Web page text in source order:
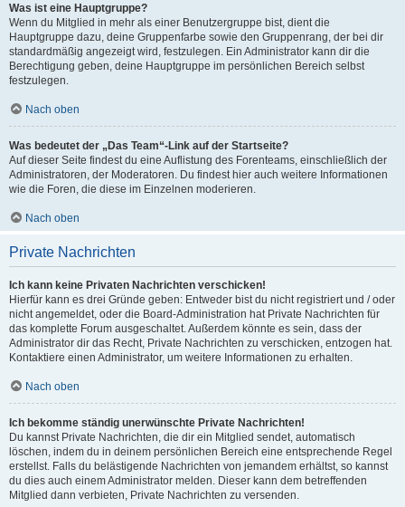
Was ist eine Hauptgruppe?
Wenn du Mitglied in mehr als einer Benutzergruppe bist, dient die
Hauptgruppe dazu, deine Gruppenfarbe sowie den Gruppenrang, der bei dir
standardmäßig angezeigt wird, festzulegen. Ein Administrator kann dir die
Berechtigung geben, deine Hauptgruppe im persönlichen Bereich selbst
festzulegen.
Nach oben
Was bedeutet der „Das Team“-Link auf der Startseite?
Auf dieser Seite findest du eine Auflistung des Forenteams, einschließlich der
Administratoren, der Moderatoren. Du findest hier auch weitere Informationen
wie die Foren, die diese im Einzelnen moderieren.
Nach oben
Private Nachrichten
Ich kann keine Privaten Nachrichten verschicken!
Hierfür kann es drei Gründe geben: Entweder bist du nicht registriert und / oder
nicht angemeldet, oder die Board-Administration hat Private Nachrichten für
das komplette Forum ausgeschaltet. Außerdem könnte es sein, dass der
Administrator dir das Recht, Private Nachrichten zu verschicken, entzogen hat.
Kontaktiere einen Administrator, um weitere Informationen zu erhalten.
Nach oben
Ich bekomme ständig unerwünschte Private Nachrichten!
Du kannst Private Nachrichten, die dir ein Mitglied sendet, automatisch
löschen, indem du in deinem persönlichen Bereich eine entsprechende Regel
erstellst. Falls du belästigende Nachrichten von jemandem erhältst, so kannst
du dies auch einem Administrator melden. Dieser kann dem betreffenden
Mitglied dann verbieten, Private Nachrichten zu versenden.